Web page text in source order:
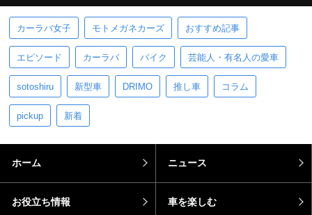
カーラバ女子 モトメガネカーズ おすすめ記事
エピソード カーラバ バイク 芸能人・有名人の愛車
sotoshiru 新型車 DRIMO 推し車 コラム
pickup 新着
ホーム ニュース
お役立ち情報 車を楽しむ